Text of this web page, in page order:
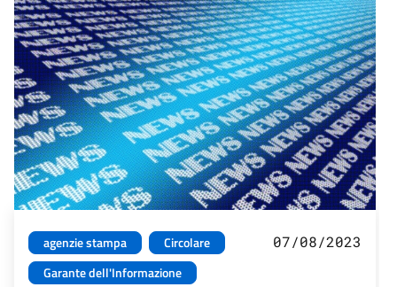
agenzie stampa
Circolare
Garante dell'Informazione
07/08/2023